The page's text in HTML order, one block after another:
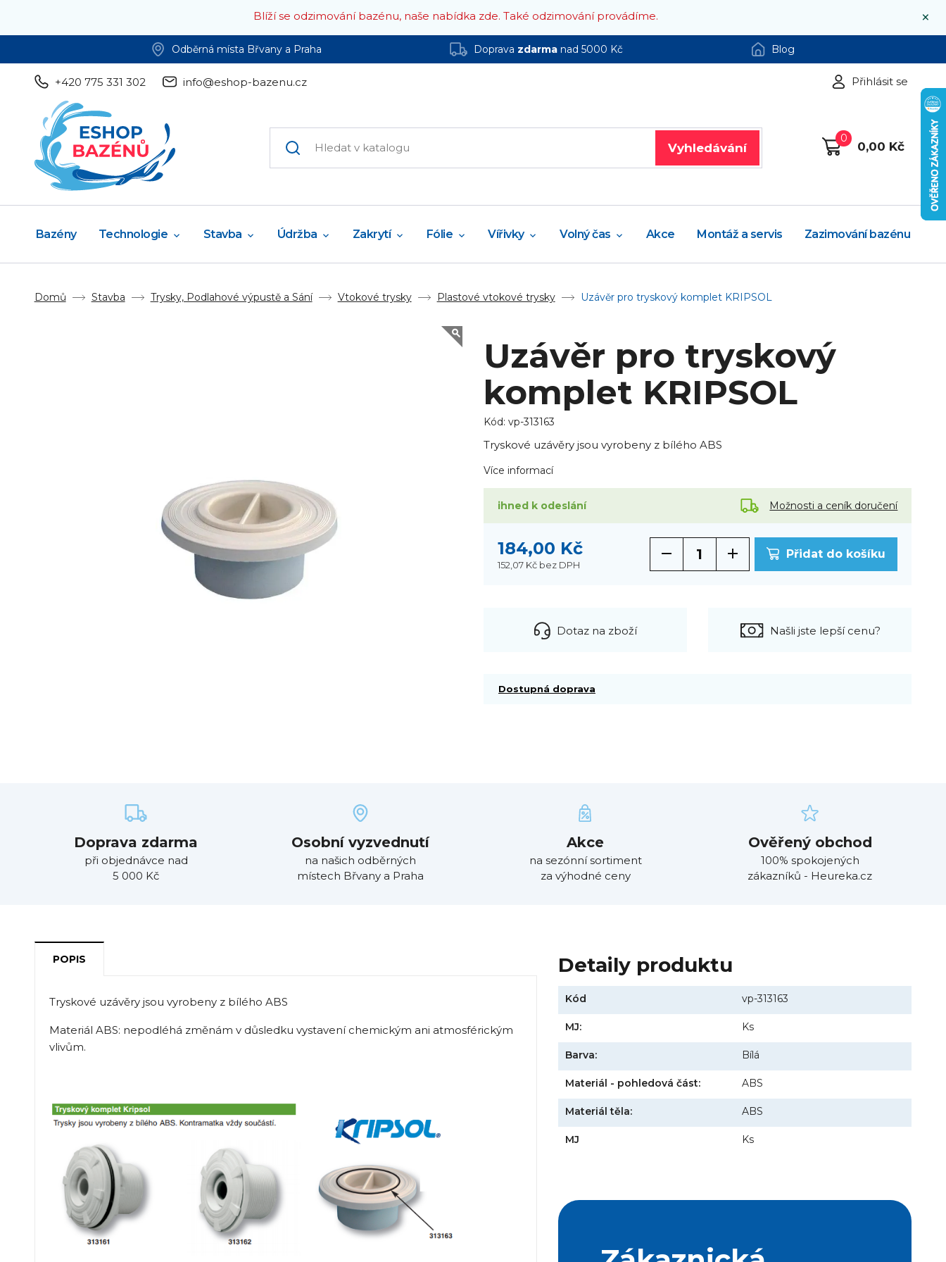
×
Blíží se odzimování bazénu, naše nabídka zde. Také odzimování provádíme.
Odběrná místa Břvany a Praha Doprava zdarmanad 5000 Kč Blog
+420 775 331 302 info@eshop-bazenu.cz Přihlásit se
Vyhledávání
0
0,00 Kč
Bazény Technologie Stavba Údržba Zakrytí Fólie Vířivky Volný čas Akce Montáž a servis Zazimování bazénu
Domů Stavba Trysky, Podlahové výpustě a Sání Vtokové trysky Plastové vtokové trysky Uzávěr pro tryskový komplet KRIPSOL
Uzávěr pro tryskový
komplet KRIPSOL
Kód: vp-313163
Tryskové uzávěry jsou vyrobeny z bílého ABS
Více informací
ihned k odeslání Možnosti a ceník doručení
184,00 Kč
152,07 Kč bez DPH
Přidat do košíku
Dotaz na zboží Našli jste lepší cenu?
Dostupná doprava
Doprava zdarma
při objednávce nad
5 000 Kč
Osobní vyzvednutí
na našich odběrných
místech Břvany a Praha
Akce
na sezónní sortiment
za výhodné ceny
Ověřený obchod
100% spokojených
zákazníků - Heureka.cz
POPIS
Tryskové uzávěry jsou vyrobeny z bílého ABS
Materiál ABS: nepodléhá změnám v důsledku vystavení chemickým ani atmosférickým
vlivům.
Detaily produktu
Kód vp-313163
MJ: Ks
Barva: Bílá
Materiál - pohledová část: ABS
Materiál těla: ABS
MJ Ks